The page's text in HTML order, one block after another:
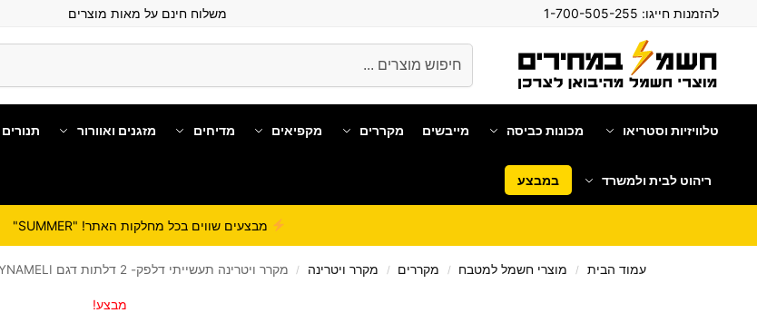
להזמנות חייגו: משלוח חינם על מאות מוצרים
טלוויזיות וסטריאו מכונות כביסה מייבשים מקררים מקפיאים מדיחים מזגנים ואוורור תנורים
ריהוט לבית ולמשרד במבצע
מבצעים שווים בכל מחלקות האתר! "SUMMER"
עמוד הבית / מוצרי חשמל למטבח / מקררים / מקרר ויטרינה / מקרר ויטרינה תעשייתי דלפק- 2 דלתות‎ דגם RF-290PS FAYNAMELI
מבצע!